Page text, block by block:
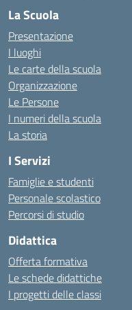
La Scuola
Presentazione
I luoghi
Le carte della scuola
Organizzazione
Le Persone
I numeri della scuola
La storia
I Servizi
Famiglie e studenti
Personale scolastico
Percorsi di studio
Didattica
Offerta formativa
Le schede didattiche
I progetti delle classi